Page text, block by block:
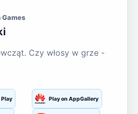
Czy włosy w grze -
Play Play on AppGallery